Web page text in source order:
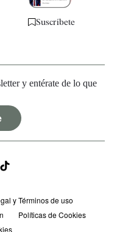
Suscríbete
y entérate de lo que
y Términos de uso
Políticas de Cookies